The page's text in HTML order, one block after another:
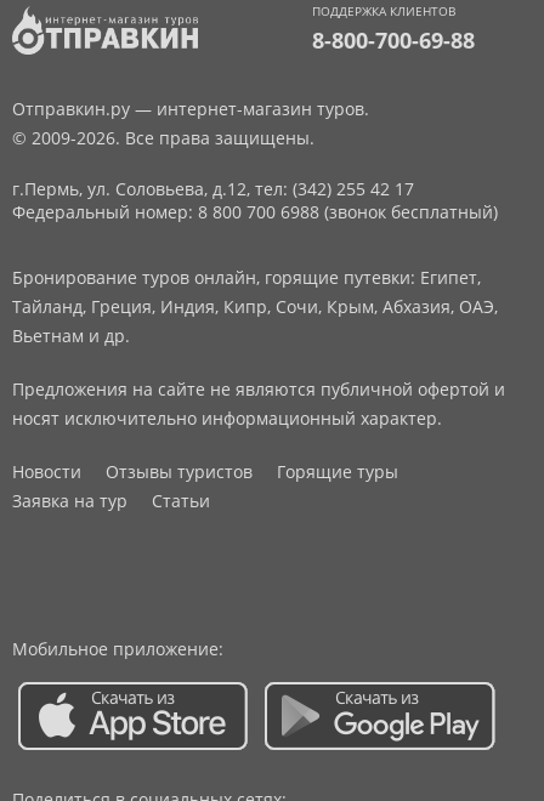
ПОДДЕРЖКА КЛИЕНТОВ
8-800-700-69-88
Отправкин.ру — интернет-магазин туров.
© 2009-2026. Все права защищены.
г.Пермь, ул. Соловьева, д.12, тел: (342) 255 42 17
Федеральный номер: 8 800 700 6988 (звонок бесплатный)
Бронирование туров онлайн, горящие путевки: Египет,
Тайланд, Греция, Индия, Кипр, Сочи, Крым, Абхазия, ОАЭ,
Вьетнам и др.
Предложения на сайте не являются публичной офертой и
носят исключительно информационный характер.
Новости Отзывы туристов
Горящие туры
Заявка на тур
Статьи
Мобильное приложение: